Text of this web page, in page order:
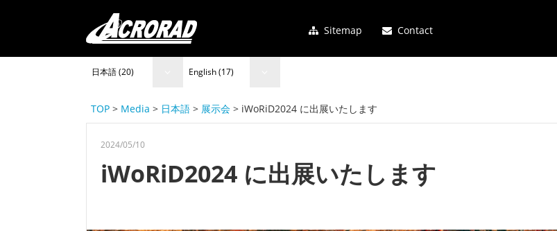
Sitemap Contact
日本語 (20) English (17)
TOP > Media > 日本語 > 展示会 > iWoRiD2024 に出展いたします
2024/05/10
iWoRiD2024 に出展いたします